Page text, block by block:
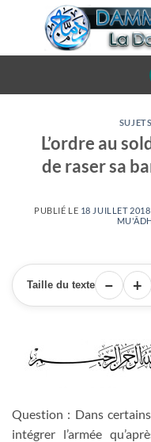
L’ordre au
de raser sa
PUBLIÉ LE 18 JUILLET
Taille du texte − +
Question : Dans
intégrer l’armée